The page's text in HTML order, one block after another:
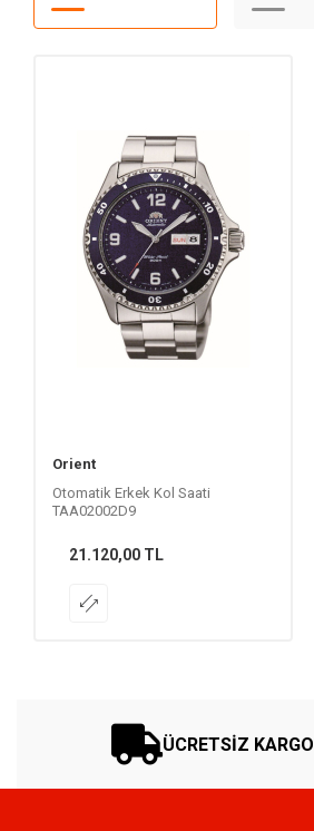
Orient
Otomatik Erkek Kol Saati
TAA02002D9
21.120,00 TL
ÜCRETSİZ KARGO